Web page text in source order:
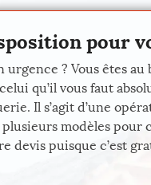
pour
? Vous êtes
qu’il vous faut
Il s’agit d’une
plusieurs modèles
devis puisque c’est